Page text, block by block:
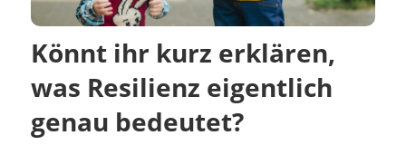
Könnt ihr kurz erklären,
was Resilienz eigentlich
genau bedeutet?